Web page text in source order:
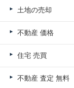
土地の売却
不動産 価格
住宅 売買
不動産 査定 無料